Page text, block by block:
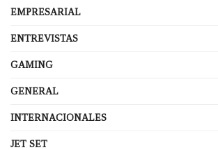
EMPRESARIAL
ENTREVISTAS
GAMING
GENERAL
INTERNACIONALES
JET SET